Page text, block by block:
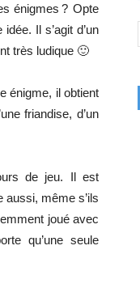
énigmes ? Opte
Il s’agit d’un
très ludique 🙂
énigme, il obtient
friandise, d’un
de jeu. Il est
aussi, même s’ils
joué avec
qu’une seule